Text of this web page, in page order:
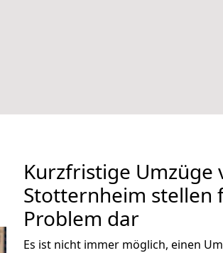
Kurzfristige Umzüge
Stotternheim stellen
Problem dar
Es ist nicht immer möglich, einen